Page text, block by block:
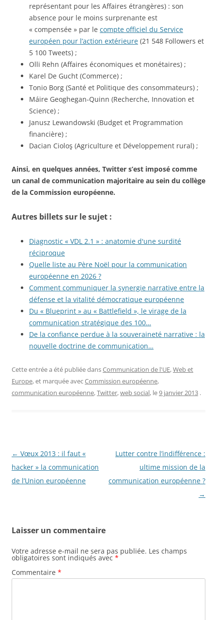
représentant pour les Affaires étrangères) : son
absence pour le moins surprenante est
« compensée » par le compte officiel du Service
européen pour l’action extérieure (21 548 Followers et
5 100 Tweets) ;
Olli Rehn (Affaires économiques et monétaires) ;
Karel De Gucht (Commerce) ;
Tonio Borg (Santé et Politique des consommateurs) ;
Máire Geoghegan-Quinn (Recherche, Innovation et
Science) ;
Janusz Lewandowski (Budget et Programmation
financière) ;
Dacian Cioloş (Agriculture et Développement rural) ;
Ainsi, en quelques années, Twitter s’est imposé comme
un canal de communication majoritaire au sein du collège
de la Commission européenne.
Autres billets sur le sujet :
Diagnostic « VDL 2.1 » : anatomie d'une surdité
réciproque
Quelle liste au Père Noël pour la communication
européenne en 2026 ?
Comment communiquer la synergie narrative entre la
défense et la vitalité démocratique européenne
Du « Blueprint » au « Battlefield », le virage de la
communication stratégique des 100…
De la confiance perdue à la souveraineté narrative : la
nouvelle doctrine de communication…
Cette entrée a été publiée dansCommunication de l'UE,Web et
Europe, et marquée avecCommission européenne,
communication européenne,Twitter,web social, le9 janvier 2013 .
Navigation
des
articles
← Vœux 2013 : il faut «
hacker » la communication
de l’Union européenne
Lutter contre l’indifférence :
ultime mission de la
communication européenne ?
→
Laisser un commentaire
Votre adresse e-mail ne sera pas publiée. Les champs
obligatoires sont indiqués avec *
Commentaire *